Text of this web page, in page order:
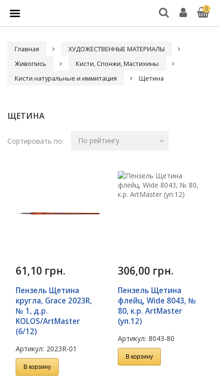
0
Главная
ХУДОЖЕСТВЕННЫЕ МАТЕРИАЛЫ
Живопись
Кисти, Спонжи, Мастихины
Кисти натуральные и иммитация
Щетина
ЩЕТИНА
Сортировать по: По рейтингу
61,10 грн.
Пензель Щетина
кругла, Grace 2023R,
№ 1, д.р.
KOLOS/ArtMaster
(6/12)
Артикул: 2023R-01
В корзину
306,00 грн.
Пензель Щетина
флейц, Wide 8043, №
80, к.р. ArtMaster
(уп.12)
Артикул: 8043-80
В корзину